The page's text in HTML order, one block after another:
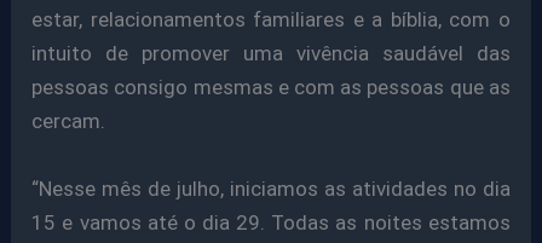
estar, relacionamentos familiares e a bíblia, com o
intuito de promover uma vivência saudável das
pessoas consigo mesmas e com as pessoas que as
cercam.
“Nesse mês de julho, iniciamos as atividades no dia
15 e vamos até o dia 29. Todas as noites estamos